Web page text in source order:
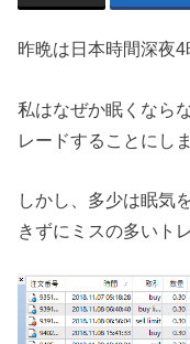
昨晩は日本時間深夜4
私はなぜか眠くなら
レードすることにし
しかし、多少は眠気
きずにミスの多いト